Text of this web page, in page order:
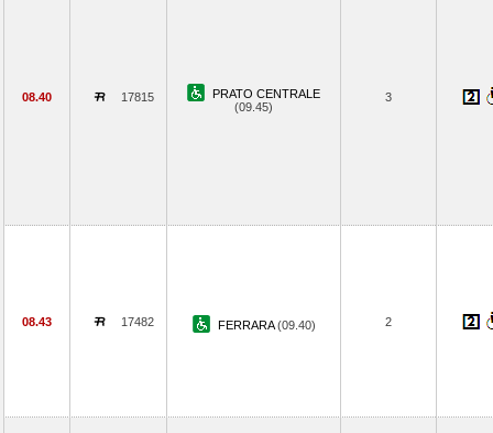
08.40 17815
PRATO CENTRALE
(09.45)
3
08.43 17482 FERRARA(09.40) 2